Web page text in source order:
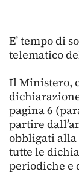
E’ tempo di
telematico
Il Ministero,
pagina 6
partire
obbligati alla
tutte le
periodiche e